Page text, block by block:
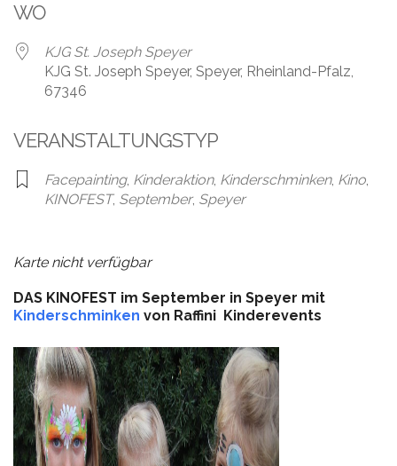
Referenzen
Blog
Jobs
Partner/Links
WO
KJG St. Joseph Speyer
KJG St. Joseph Speyer, Speyer, Rheinland-Pfalz,
67346
VERANSTALTUNGSTYP
Facepainting, Kinderaktion, Kinderschminken, Kino,
KINOFEST, September, Speyer
Karte nicht verfügbar
DAS KINOFEST im September in Speyer mit
Kinderschminken von Raffini Kinderevents